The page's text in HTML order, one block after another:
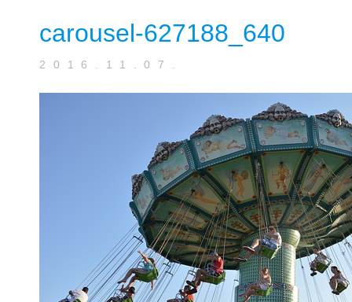
carousel-627188_640
2016.11.07.